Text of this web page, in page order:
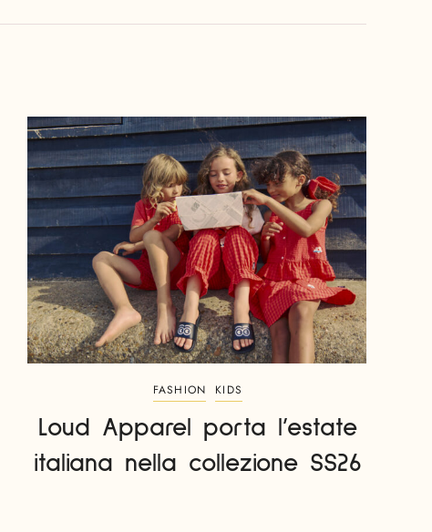
FASHION KIDS
Loud Apparel porta l’estate
italiana nella collezione SS26